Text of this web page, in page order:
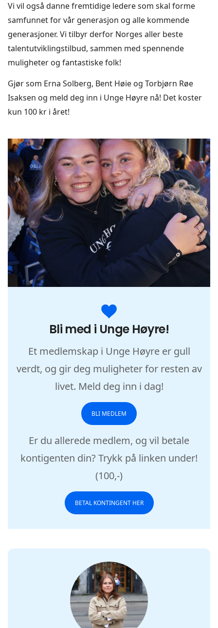
Vi vil også danne fremtidige ledere som skal forme
samfunnet for vår generasjon og alle kommende
generasjoner. Vi tilbyr derfor Norges aller beste
talentutviklingstilbud, sammen med spennende
muligheter og fantastiske folk!
Gjør som Erna Solberg, Bent Høie og Torbjørn Røe
Isaksen og meld deg inn i Unge Høyre nå! Det koster
kun 100 kr i året!
Bli med i Unge Høyre!
Et medlemskap i Unge Høyre er gull
verdt, og gir deg muligheter for resten av
livet. Meld deg inn i dag!
BLI MEDLEM
Er du allerede medlem, og vil betale
kontigenten din? Trykk på linken under!
(100,-)
BETAL KONTINGENT HER